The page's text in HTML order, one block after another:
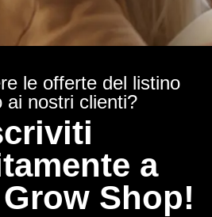
le offerte del listino
ai nostri clienti?
a
Shop!